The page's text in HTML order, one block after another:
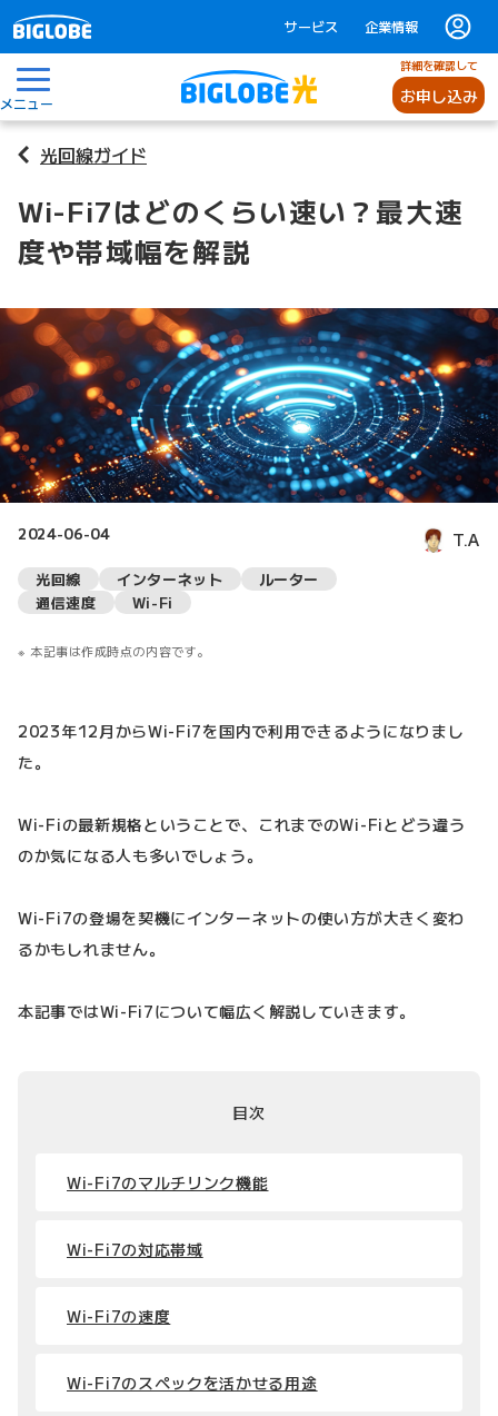
サービス 企業情報
メニュー
詳細を確認して
お申し込み
光回線ガイド
Wi-Fi7はどのくらい速い？最大速
度や帯域幅を解説
2024-06-04 T.A
光回線 インターネット
ルーター
通信速度
Wi-Fi
本記事は作成時点の内容です。
2023年12月からWi-Fi7を国内で利用できるようになりまし
た。
Wi-Fiの最新規格ということで、これまでのWi-Fiとどう違う
のか気になる人も多いでしょう。
Wi-Fi7の登場を契機にインターネットの使い方が大きく変わ
るかもしれません。
本記事ではWi-Fi7について幅広く解説していきます。
目次
Wi-Fi7のマルチリンク機能
Wi-Fi7の対応帯域
Wi-Fi7の速度
Wi-Fi7のスペックを活かせる用途